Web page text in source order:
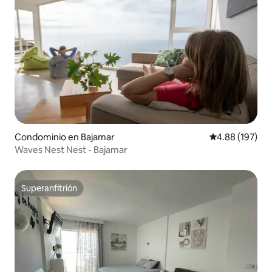
Condominio en Bajamar Calificación
4.88 (197)
Waves Nest Nest - Bajamar
Superanfitrión
Superanfitrión